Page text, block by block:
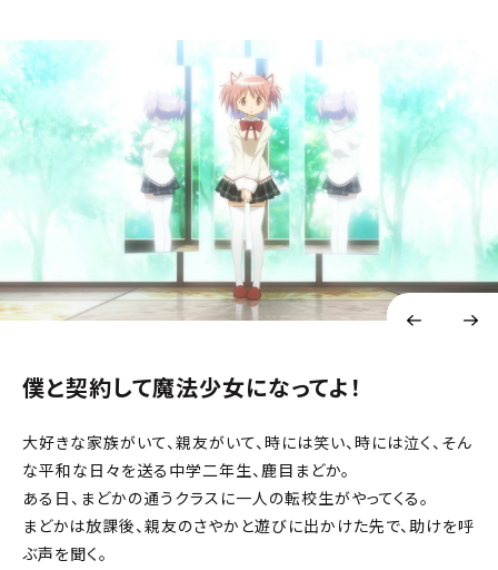
長崎放送
2025年10月12日(日)より 17:00～
熊本放送
2025年10月12日(日)より 17:00～
大分放送
2025年10月12日(日)より 17:00～
2025年10月12日(日)より 17:00～
南日本放送
琉球放送
放送開始日・放送日時は編成の都合などにより変更となる場合がございます。予めご了
承ください。
僕と契約して魔法少女になってよ！
大好きな家族がいて、親友がいて、時には笑い、時には泣く、そん
な平和な日々を送る中学二年生、鹿目まどか。
ある日、まどかの通うクラスに一人の転校生がやってくる。
まどかは放課後、親友のさやかと遊びに出かけた先で、助けを呼
ぶ声を聞く。